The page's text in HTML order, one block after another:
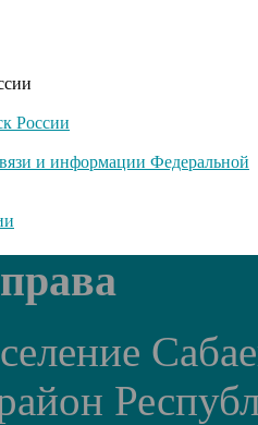
России
и информации Федеральной